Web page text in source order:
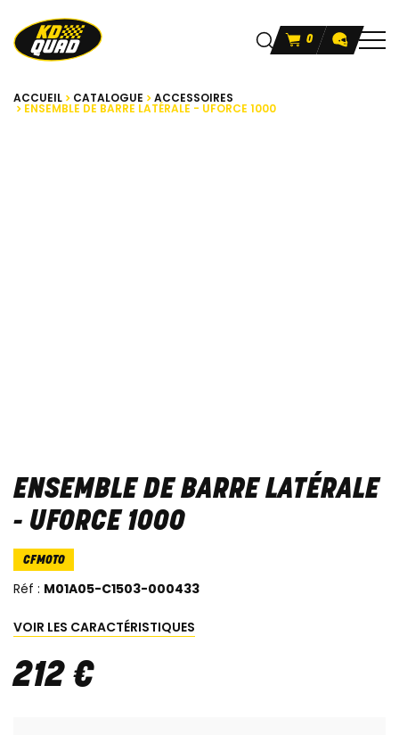
0
ACCUEIL CATALOGUE ACCESSOIRES
ENSEMBLE DE BARRE LATÉRALE - UFORCE 1000
ENSEMBLE DE BARRE LATÉRALE
- UFORCE 1000
CFMOTO
Réf : M01A05-C1503-000433
VOIR LES CARACTÉRISTIQUES
212 €